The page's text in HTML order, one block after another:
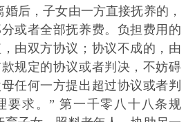
婚后，子女由一方直接抚养的，
或者全部抚养费。负担费用的
由双方协议；协议不成的，由
规定的协议或者判决，不妨碍
任何一方提出超过协议或者判
要求。” 第一千零八十八条规